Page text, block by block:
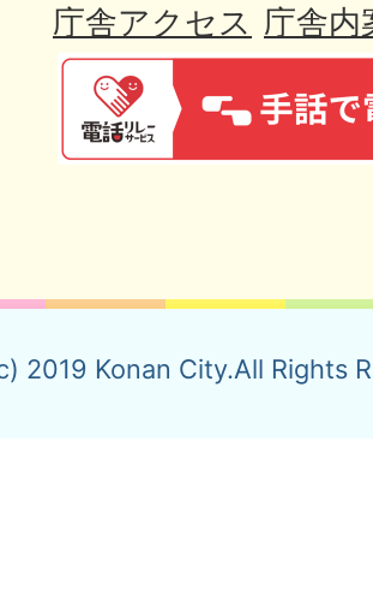
庁舎アクセス 庁舎内
2019 Konan City.All Rights